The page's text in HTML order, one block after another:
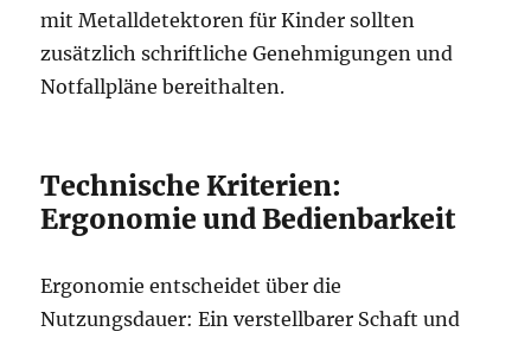
mit Metalldetektoren für Kinder sollten
zusätzlich schriftliche Genehmigungen und
Notfallpläne bereithalten.
Technische Kriterien:
Ergonomie und Bedienbarkeit
Ergonomie entscheidet über die
Nutzungsdauer: Ein verstellbarer Schaft und